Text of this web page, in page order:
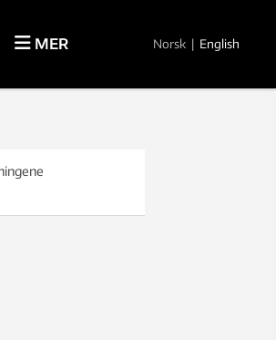
MER Norsk | English